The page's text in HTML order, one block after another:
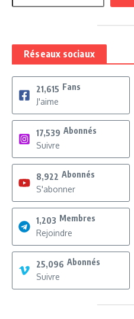
Réseaux sociaux
21,615 Fans
J'aime
17,539 Abonnés
Suivre
8,922 Abonnés
S'abonner
1,203 Membres
Rejoindre
25,096 Abonnés
Suivre